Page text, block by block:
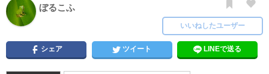
ぼるこふ
いいねしたユーザー
シェア ツイート LINEで送る